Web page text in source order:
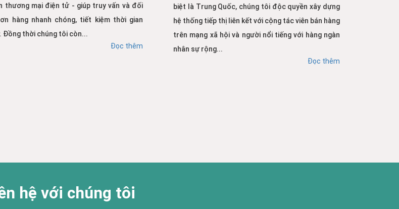
thương mại điện tử - giúp truy vấn và đối
hàng nhanh chóng, tiết kiệm thời gian
Đồng thời chúng tôi còn...
Đọc thêm
biệt là Trung Quốc, chúng tôi độc quyền xây dựng
hệ thống tiếp thị liên kết với cộng tác viên bán hàng
trên mạng xã hội và người nổi tiếng với hàng ngàn
nhân sự rộng...
Đọc thêm
hệ với chúng tôi